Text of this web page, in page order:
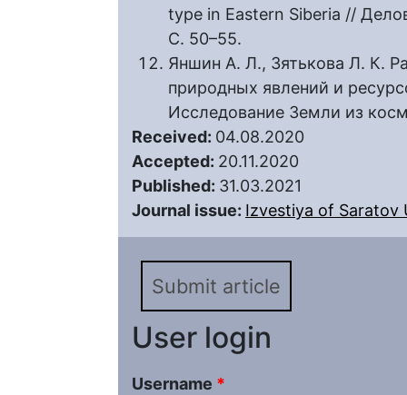
type in Eastern Siberia //
C. 50–55.
Яншин А. Л., Зятькова Л. К.
природных явлений и
Исследование Земли из
Received: 04.08.2020
Accepted: 20.11.2020
Published: 31.03.2021
Journal issue: Izvestiya of Saratov
Submit article
User login
Username *